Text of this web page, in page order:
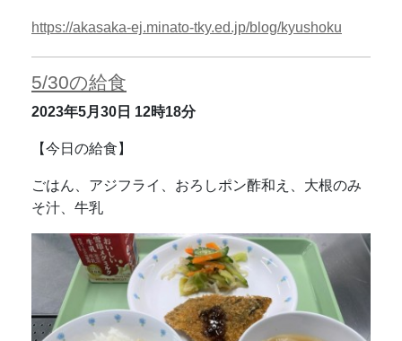
https://akasaka-ej.minato-tky.ed.jp/blog/kyushoku
5/30の給食
2023年5月30日 12時18分
【今日の給食】
ごはん、アジフライ、おろしポン酢和え、大根のみ
そ汁、牛乳